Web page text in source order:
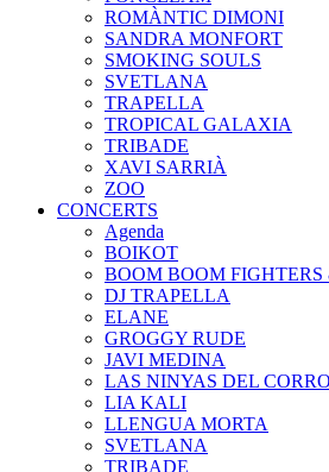
ROMÀNTIC DIMONI
SANDRA MONFORT
SMOKING SOULS
SVETLANA
TRAPELLA
TROPICAL GALAXIA
TRIBADE
XAVI SARRIÀ
ZOO
CONCERTS
Agenda
BOIKOT
BOOM BOOM
DJ TRAPELLA
ELANE
GROGGY RUDE
JAVI MEDINA
LAS NINYAS DEL CORRO
LIA KALI
LLENGUA MORTA
SVETLANA
TRIBADE